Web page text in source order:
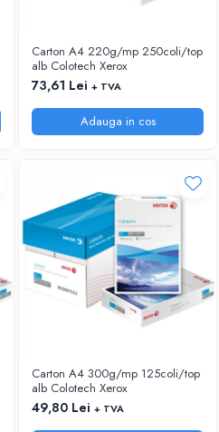
Carton A4 220g/mp 250coli/top
alb Colotech Xerox
73,61 Lei + TVA
Adauga in cos
Carton A4 300g/mp 125coli/top
alb Colotech Xerox
49,80 Lei + TVA